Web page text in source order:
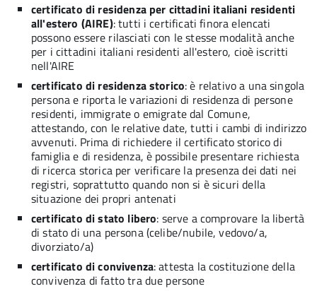
certificato di residenza per cittadini italiani residenti
all'estero (AIRE): tutti i certificati finora elencati
possono essere rilasciati con le stesse modalità anche
per i cittadini italiani residenti all'estero, cioè iscritti
nell'AIRE
certificato di residenza storico: è relativo a una singola
persona e riporta le variazioni di residenza di persone
residenti, immigrate o emigrate dal Comune,
attestando, con le relative date, tutti i cambi di indirizzo
avvenuti. Prima di richiedere il certificato storico di
famiglia e di residenza, è possibile presentare richiesta
di ricerca storica per verificare la presenza dei dati nei
registri, soprattutto quando non si è sicuri della
situazione dei propri antenati
certificato di stato libero: serve a comprovare la libertà
di stato di una persona (celibe/nubile, vedovo/a,
divorziato/a)
certificato di convivenza: attesta la costituzione della
convivenza di fatto tra due persone